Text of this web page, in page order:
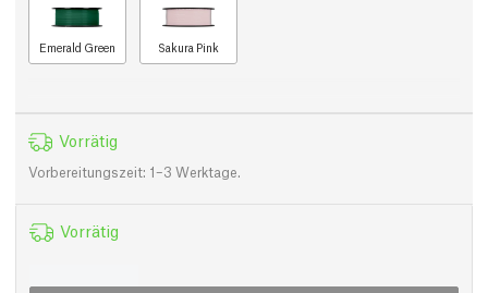
Emerald Green Sakura Pink
Vorrätig
Vorbereitungszeit: 1–3 Werktage.
Vorrätig